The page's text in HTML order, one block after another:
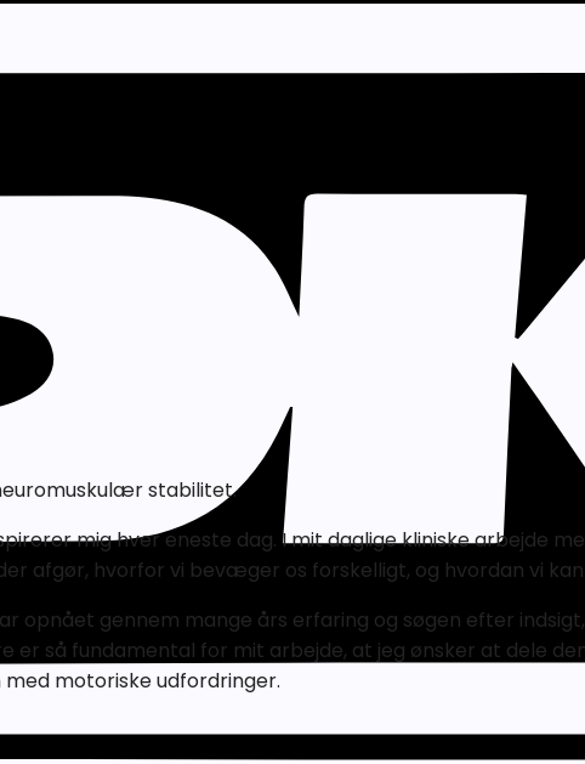
stabilitet.
mig hver eneste dag. I mit daglige kliniske arbejde
afgør, hvorfor vi bevæger os forskelligt, og hvordan vi
opnået gennem mange års erfaring og søgen efter
så fundamental for mit arbejde, at jeg ønsker at dele
motoriske udfordringer.